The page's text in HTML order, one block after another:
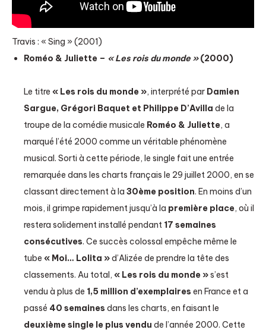
Travis : « Sing » (2001)
Roméo & Juliette – « Les rois du monde »(2000)
Le titre « Les rois du monde », interprété par Damien
Sargue, Grégori Baquet et Philippe D’Avilla de la
troupe de la comédie musicale Roméo & Juliette, a
marqué l’été 2000 comme un véritable phénomène
musical. Sorti à cette période, le single fait une entrée
remarquée dans les charts français le 29 juillet 2000, en se
classant directement à la 30ème position. En moins d’un
mois, il grimpe rapidement jusqu’à la première place, où il
restera solidement installé pendant 17 semaines
consécutives. Ce succès colossal empêche même le
tube « Moi… Lolita »d’Alizée de prendre la tête des
classements. Au total, « Les rois du monde »s’est
vendu à plus de 1,5 million d’exemplaires en France et a
passé 40 semaines dans les charts, en faisant le
deuxième single le plus vendu de l’année 2000. Cette